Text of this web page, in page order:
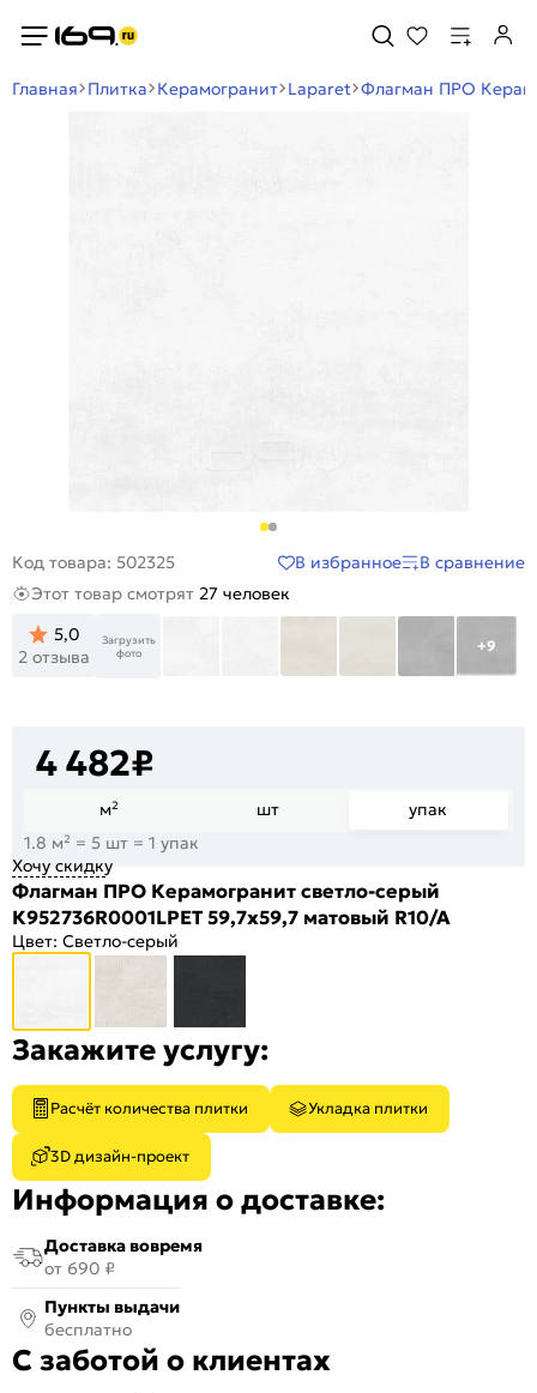
Главная Плитка Керамогранит Laparet Флагман ПРО
Код товара: 502325 В избранное
В сравнение
Этот товар смотрят 27 человек
5,0
2 отзыва
Загрузить
фото
+9
4 482₽
м² шт
упак
1.8 м² = 5 шт = 1 упак
Хочу скидку
Флагман ПРО Керамогранит светло-серый
К952736R0001LPЕТ 59,7х59,7 матовый R10/A
Цвет: Светло-серый
Закажите услугу:
Расчёт количества плитки Укладка плитки
3D дизайн-проект
Информация о доставке:
Доставка вовремя
от 690 ₽
Пункты выдачи
бесплатно
С заботой о клиентах